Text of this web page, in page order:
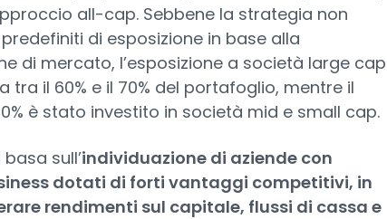
all-cap. Sebbene la strategia non
di esposizione in base alla
di mercato, l’esposizione a società large cap
tra il 60% e il 70% del portafoglio, mentre il
è stato investito in società mid e small cap.
sull’individuazione di aziende con
dotati di forti vantaggi competitivi, in
rendimenti sul capitale, flussi di cassa e